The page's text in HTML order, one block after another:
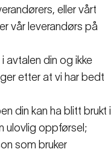
eller vårt
vår leverandørs på
avtalen din og ikke
etter at vi har bedt
din kan ha blitt brukt i
ulovlig oppførsel;
som bruker